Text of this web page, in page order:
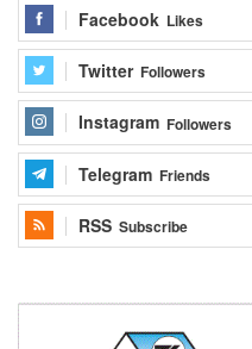
Facebook Likes
Twitter Followers
Instagram Followers
Telegram Friends
RSS Subscribe